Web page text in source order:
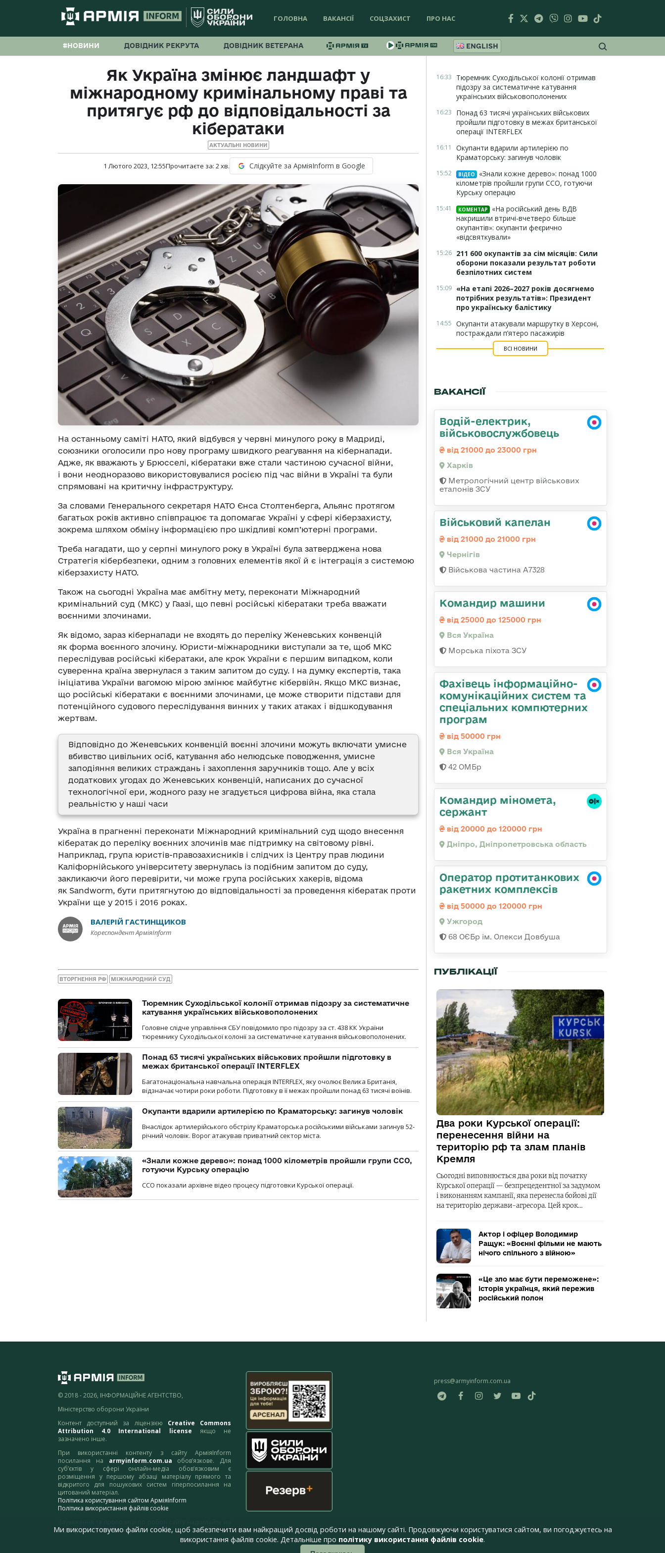
ГОЛОВНА ВАКАНСІЇ СОЦЗАХИСТ ПРО НАС
#НОВИНИ ДОВІДНИК РЕКРУТА ДОВІДНИК ВЕТЕРАНА ENGLISH
Як Україна змінює ландшафт у
міжнародному кримінальному праві та
притягує рф до відповідальності за
кібератаки
АКТУАЛЬНІ НОВИНИ
1 Лютого 2023, 12:55Прочитаєте за: 2хв. Слідкуйте за АрміяInform в Google
На останньому саміті НАТО, який відбувся у червні минулого року в Мадриді,
союзники оголосили про нову програму швидкого реагування на кібернапади.
Адже, як вважають у Брюсселі, кібератаки вже стали частиною сучасної війни,
і вони неодноразово використовувалися росією під час війни в Україні та були
спрямовані на критичну інфраструктуру.
За словами Генерального секретаря НАТО Єнса Столтенберга, Альянс протягом
багатьох років активно співпрацює та допомагає Україні у сфері кіберзахисту,
зокрема шляхом обміну інформацією про шкідливі комп’ютерні програми.
Треба нагадати, що у серпні минулого року в Україні була затверджена нова
Стратегія кібербезпеки, одним з головних елементів якої й є інтеграція з системою
кіберзахисту НАТО.
Також на сьогодні Україна має амбітну мету, переконати Міжнародний
кримінальний суд (МКС) у Гаазі, що певні російські кібератаки треба вважати
воєнними злочинами.
Як відомо, зараз кібернапади не входять до переліку Женевських конвенцій
як форма воєнного злочину. Юристи-міжнародники виступали за те, щоб МКС
переслідував російські кібератаки, але крок України є першим випадком, коли
суверенна країна звернулася з таким запитом до суду. І на думку експертів, така
ініціатива України вагомою мірою змінює майбутнє кібервійн. Якщо МКС визнає,
що російські кібератаки є воєнними злочинами, це може створити підстави для
потенційного судового переслідування винних у таких атаках і відшкодування
жертвам.
Відповідно до Женевських конвенцій воєнні злочини можуть включати умисне
вбивство цивільних осіб, катування або нелюдське поводження, умисне
заподіяння великих страждань і захоплення заручників тощо. Але у всіх
додаткових угодах до Женевських конвенцій, написаних до сучасної
технологічної ери, жодного разу не згадується цифрова війна, яка стала
реальністю у наші часи
Україна в прагненні переконати Міжнародний кримінальний суд щодо внесення
кібератак до переліку воєнних злочинів має підтримку на світовому рівні.
Наприклад, група юристів-правозахисників і слідчих із Центру прав людини
Каліфорнійського університету звернулась із подібним запитом до суду,
закликаючи його перевірити, чи може група російських хакерів, відома
як Sandworm, бути притягнутою до відповідальності за проведення кібератак проти
України ще у 2015 і 2016 роках.
ВАЛЕРІЙ ГАСТИНЩИКОВ
Кореспондент АрміяInform
ВТОРГНЕННЯ РФ МІЖНАРОДНИЙ СУД
Тюремник Суходільської колонії отримав підозру за систематичне
катування українських військовополонених
Головне слідче управління СБУ повідомило про підозру за ст. 438 КК України
тюремнику Суходільської колонії за систематичне катування військовополонених.
Понад 63 тисячі українських військових пройшли підготовку в
межах британської операції INTERFLEX
Багатонаціональна навчальна операція INTERFLEX, яку очолює Велика Британія,
відзначає чотири роки роботи. Підготовку в її межах пройшли понад 63 тисячі воїнів.
Окупанти вдарили артилерією по Краматорську: загинув чоловік
Внаслідок артилерійського обстрілу Краматорська російськими військами загинув 52-
річний чоловік. Ворог атакував приватний сектор міста.
«Знали кожне дерево»: понад 1000 кілометрів пройшли групи ССО,
готуючи Курську операцію
ССО показали архівне відео процесу підготовки Курської операції.
16:33
Тюремник Суходільської колонії отримав
підозру за систематичне катування
українських військовополонених
16:23
Понад 63 тисячі українських військових
пройшли підготовку в межах британської
операції INTERFLEX
16:11
Окупанти вдарили артилерією по
Краматорську: загинув чоловік
15:52 ВІДЕО
«Знали кожне дерево»: понад 1000
кілометрів пройшли групи ССО, готуючи
Курську операцію
15:41 КОМЕНТАР
«На російський день ВДВ
накришили втричі-вчетверо більше
окупантів»: окупанти феєрично
«відсвяткували»
15:26 211 600 окупантів за сім місяців: Сили
оборони показали результат роботи
безпілотних систем
15:09 «На етапі 2026–2027 років досягнемо
потрібних результатів»: Президент
про українську балістику
14:55 Окупанти атакували маршрутку в Херсоні,
постраждали п’ятеро пасажирів
ВСІ НОВИНИ
ВАКАНСІЇ
Водій-електрик,
військовослужбовець
від 21000 до 23000 грн
Харків
Метрологічний центр військових
еталонів ЗСУ
Військовий капелан
від 21000 до 21000 грн
Чернігів
Військова частина А7328
Командир машини
від 25000 до 125000 грн
Вся Україна
Морська піхота ЗСУ
Фахівець інформаційно-
комунікаційних систем та
спеціальних компютерних
програм
від 50000 грн
Вся Україна
42 ОМБр
Командир міномета,
сержант
від 20000 до 120000 грн
Дніпро, Дніпропетровська область
Оператор протитанкових
ракетних комплексів
від 50000 до 120000 грн
Ужгород
68 ОЄБр ім. Олекси Довбуша
ПУБЛІКАЦІЇ
Два роки Курської операції:
перенесення війни на
територію рф та злам планів
Кремля
Сьогодні виповнюється два роки від початку
Курської операції — безпрецедентної за задумом
і виконанням кампанії, яка перенесла бойові дії
на територію держави-агресора. Цей крок…
Актор і офіцер Володимир
Ращук: «Воєнні фільми не мають
нічого спільного з війною»
«Це зло має бути переможене»:
історія українця, який пережив
російський полон
© 2018 - 2026, ІНФОРМАЦІЙНЕ АГЕНТСТВО,
Міністерство оборони України
Контент доступний за ліцензією Creative Commons
Attribution 4.0 International license якщо не
зазначено інше.
При використанні контенту з сайту АрміяInform
посилання на armyinform.com.ua обов’язкове. Для
суб’єктів у сфері онлайн-медіа обов’язковим є
розміщення у першому абзаці матеріалу прямого та
відкритого для пошукових систем гіперпосилання на
цитований матеріал.
Політика користування сайтом АрміяInform
Політика використання файлів cookie
адресу:webmaster@armyinform.com.ua
press@armyinform.com.ua
Ми використовуємо файли cookie, щоб забезпечити вам найкращий досвід роботи на нашому сайті. Продовжуючи користуватися сайтом, ви погоджуєтесь на
використання файлів cookie. Детальніше про політику використання файлів cookie.